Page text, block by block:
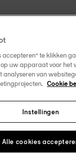
Volg ons op sociale
Verander van land
accepteren” te klikken
uw apparaat voor het
van
Cookie
Instellingen
Alle cookies